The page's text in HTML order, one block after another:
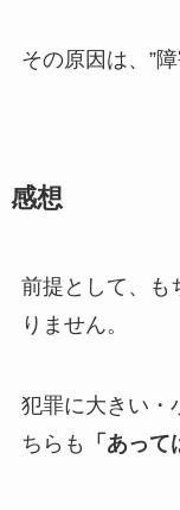
その原因は、”障
感想
前提として、も
りません。
犯罪に大きい・
ちらも
「あって